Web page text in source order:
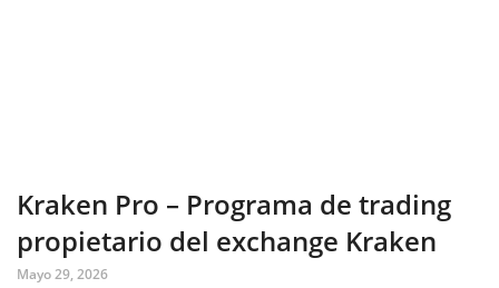
Kraken Pro – Programa de trading
propietario del exchange Kraken
Mayo 29, 2026